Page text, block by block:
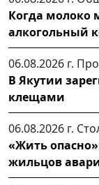
Когда молоко
алкогольный
06.08.2026 г.
В Якутии
клещами
06.08.2026 г.
«Жить
жильцов